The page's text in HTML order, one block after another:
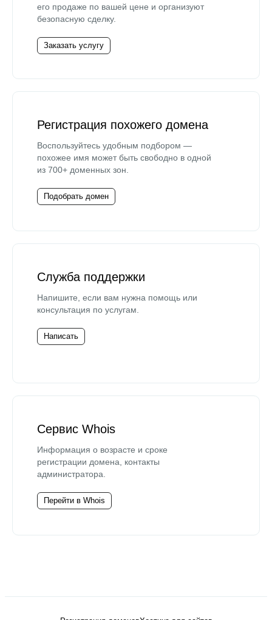
его продаже по вашей цене и организуют
безопасную сделку.
Заказать услугу
Регистрация похожего домена
Воспользуйтесь удобным подбором —
похожее имя может быть свободно в одной
из 700+ доменных зон.
Подобрать домен
Служба поддержки
Напишите, если вам нужна помощь или
консультация по услугам.
Написать
Сервис Whois
Информация о возрасте и сроке
регистрации домена, контакты
администратора.
Перейти в Whois